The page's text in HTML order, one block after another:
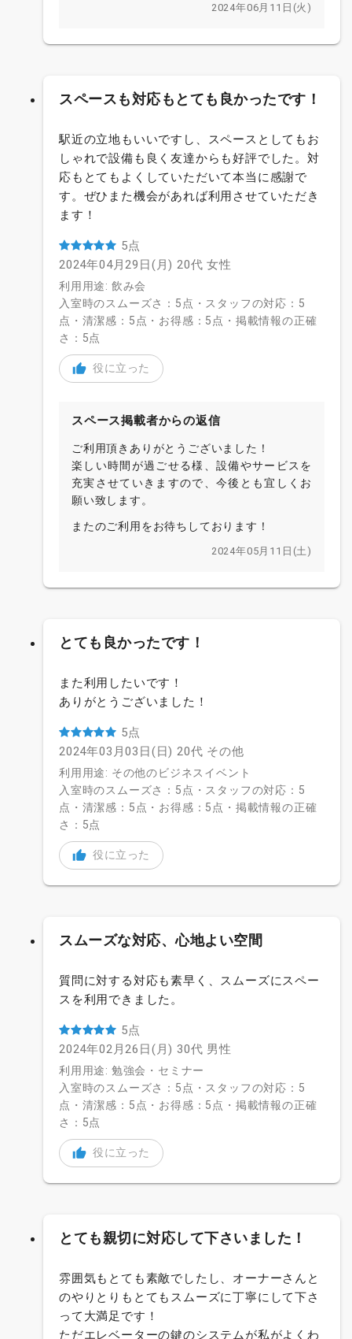
2024年06月11日(火)
スペースも対応もとても良かったです！
駅近の立地もいいですし、スペースとしてもお
しゃれで設備も良く友達からも好評でした。対
応もとてもよくしていただいて本当に感謝で
す。ぜひまた機会があれば利用させていただき
ます！
5点
2024年04月29日(月) 20代 女性
利用用途: 飲み会
入室時のスムーズさ：5点・スタッフの対応：5
点・清潔感：5点・お得感：5点・掲載情報の正確
さ：5点
役に立った
スペース掲載者からの返信
ご利用頂きありがとうございました！
楽しい時間が過ごせる様、設備やサービスを
充実させていきますので、今後とも宜しくお
願い致します。
またのご利用をお待ちしております！
2024年05月11日(土)
とても良かったです！
また利用したいです！
ありがとうございました！
5点
2024年03月03日(日) 20代 その他
利用用途: その他のビジネスイベント
入室時のスムーズさ：5点・スタッフの対応：5
点・清潔感：5点・お得感：5点・掲載情報の正確
さ：5点
役に立った
スムーズな対応、心地よい空間
質問に対する対応も素早く、スムーズにスペー
スを利用できました。
5点
2024年02月26日(月) 30代 男性
利用用途: 勉強会・セミナー
入室時のスムーズさ：5点・スタッフの対応：5
点・清潔感：5点・お得感：5点・掲載情報の正確
さ：5点
役に立った
とても親切に対応して下さいました！
雰囲気もとても素敵でしたし、オーナーさんと
のやりとりもとてもスムーズに丁寧にして下さ
って大満足です！
ただエレベーターの鍵のシステムが私がよくわ